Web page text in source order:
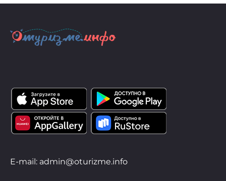
E-mail: admin@oturizme.info